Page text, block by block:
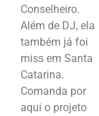
Conselheiro.
Além de DJ, ela
também já foi
miss em Santa
Catarina.
Comanda por
aqui o projeto